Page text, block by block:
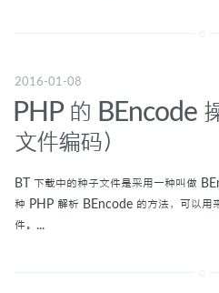
2016-01-08
PHP 的 BEncode
文件编码）
BT 下载中的种子文件是采用一种叫做
种 PHP 解析 BEncode 的方法，可以
件。...